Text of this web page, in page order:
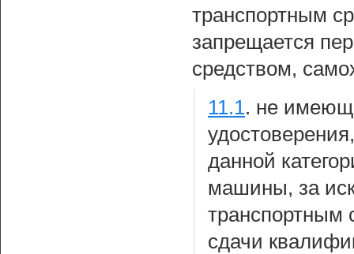
транспортным
запрещается
средством,
11.1. не
данной
машины, за
транспортным
сдачи